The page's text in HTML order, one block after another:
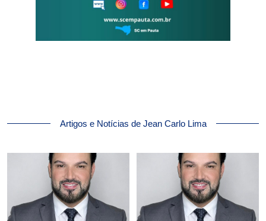
Artigos e Notícias de Jean Carlo Lima